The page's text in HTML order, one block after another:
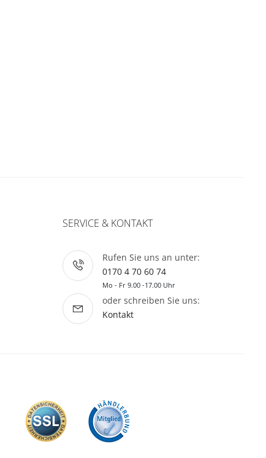
SERVICE & KONTAKT
Rufen Sie uns an unter:
0170 4 70 60 74
Mo - Fr 9.00 -17.00 Uhr
oder schreiben Sie uns:
Kontakt